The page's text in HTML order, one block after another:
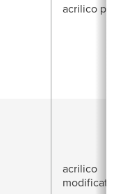
acrilico puro
acrilico
modificato